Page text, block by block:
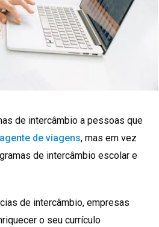
de intercâmbio a pessoas que
agente de viagens, mas em vez
de intercâmbio escolar e
de intercâmbio, empresas
o seu currículo